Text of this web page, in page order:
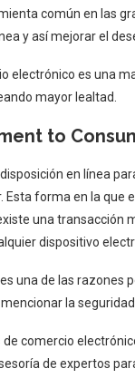
común en las
y así mejorar el
electrónico es una
mayor lealtad.
to
en línea
Esta forma en la que
una transacción
dispositivo
una de las razones
la
comercio
de expertos